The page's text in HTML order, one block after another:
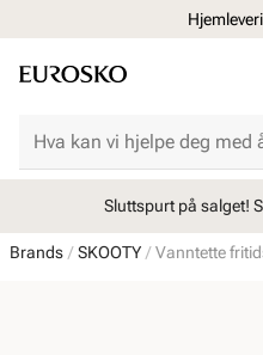
Sluttspurt på salget!
Brands SKOOTY Vanntette